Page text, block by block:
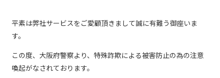
お問い合わせ
平素は弊社サービスをご愛顧頂きまして誠に有難う御座いま
す。
この度、大阪府警察より、特殊詐欺による被害防止の為の注意
喚起がなされております。